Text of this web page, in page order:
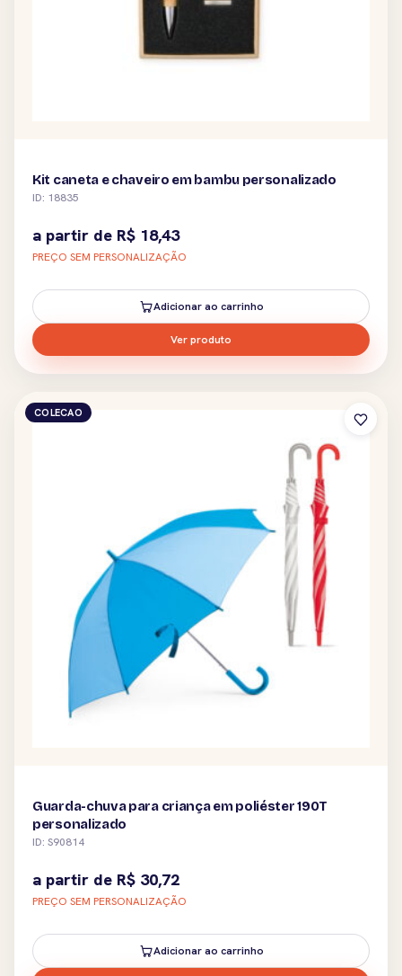
Kit caneta e chaveiro em bambu personalizado
ID: 18835
a partir de R$ 18,43
PREÇO SEM PERSONALIZAÇÃO
Adicionar ao carrinho
Ver produto
COLECAO
Guarda-chuva para criança em poliéster 190T
personalizado
ID: S90814
a partir de R$ 30,72
PREÇO SEM PERSONALIZAÇÃO
Adicionar ao carrinho